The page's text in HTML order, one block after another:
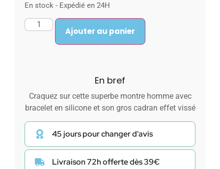
En stock - Expédié en 24H
Ajouter au panier
En bref
Craquez sur cette superbe montre homme avec
bracelet en silicone et son gros cadran effet vissé
45 jours pour changer d'avis
Livraison 72h offerte dès 39€